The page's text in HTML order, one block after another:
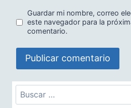
Guardar mi nombre, correo
este navegador para la
comentario.
Buscar: